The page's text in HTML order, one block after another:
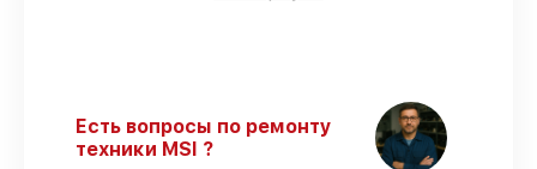
подтверждает их уровень мастерства.
Соблюдение сроков починки–
гарантируем завершение работ без
Есть вопросы по ремонту
техники MSI ?